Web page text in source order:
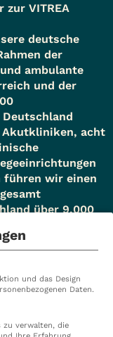
zur VITREA
deutsche
der
ambulante
und der
Akutkliniken, acht
führen wir einen
über 9.000
und das Design
Daten.
zu verwalten, die